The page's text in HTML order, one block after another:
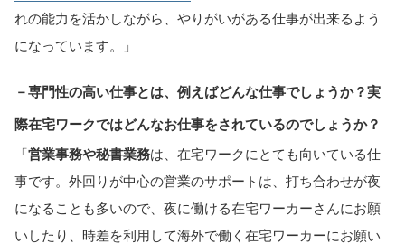
れの能力を活かしながら、やりがいがある仕事が出来るよう
になっています。」
－専門性の高い仕事とは、例えばどんな仕事でしょうか？実
際在宅ワークではどんなお仕事をされているのでしょうか？
「営業事務や秘書業務は、在宅ワークにとても向いている仕
事です。外回りが中心の営業のサポートは、打ち合わせが夜
になることも多いので、夜に働ける在宅ワーカーさんにお願
いしたり、時差を利用して海外で働く在宅ワーカーにお願い